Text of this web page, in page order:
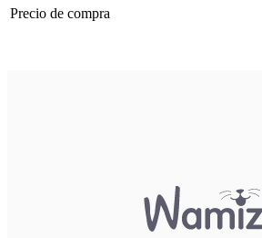
Precio de compra